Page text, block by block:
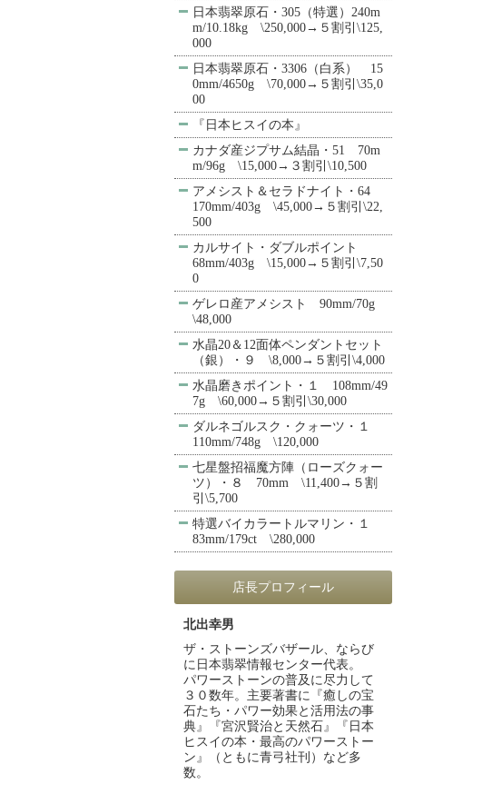
日本翡翠原石・305（特選）240m
m/10.18kg \250,000→５割引\125,
000
日本翡翠原石・3306（白系） 15
0mm/4650g \70,000→５割引\35,0
00
『日本ヒスイの本』
カナダ産ジプサム結晶・51 70m
m/96g \15,000→３割引\10,500
アメシスト＆セラドナイト・64
170mm/403g \45,000→５割引\22,
500
カルサイト・ダブルポイント
68mm/403g \15,000→５割引\7,50
0
ゲレロ産アメシスト 90mm/70g
\48,000
水晶20＆12面体ペンダントセット
（銀）・９ \8,000→５割引\4,000
水晶磨きポイント・１ 108mm/49
7g \60,000→５割引\30,000
ダルネゴルスク・クォーツ・１
110mm/748g \120,000
七星盤招福魔方陣（ローズクォー
ツ）・８ 70mm \11,400→５割
引\5,700
特選バイカラートルマリン・１
83mm/179ct \280,000
店長プロフィール
北出幸男
ザ・ストーンズバザール、ならび
に日本翡翠情報センター代表。
パワーストーンの普及に尽力して
３０数年。主要著書に『癒しの宝
石たち・パワー効果と活用法の事
典』『宮沢賢治と天然石』『日本
ヒスイの本・最高のパワーストー
ン』（ともに青弓社刊）など多
数。